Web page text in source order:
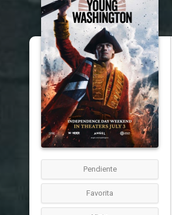
Pendiente
Favorita